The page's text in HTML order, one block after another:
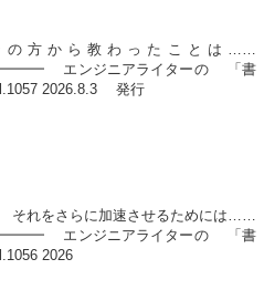
方から教わったことは……
ンジニアライターの 「書
2026.8.3 発行
それをさらに加速させるためには……
ンジニアライターの 「書
2026